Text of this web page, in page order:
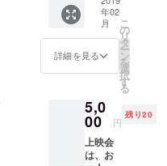
ショップ
「森のくま
さんとお金
を学ぼ
ネー･ステー
ション(８
月)、ジェン
年02
月
詳細を見る
こ
の
リ
タ
ー
ン
を
選
択
す
る
5,0
00 円
残り20
上映会
は、お